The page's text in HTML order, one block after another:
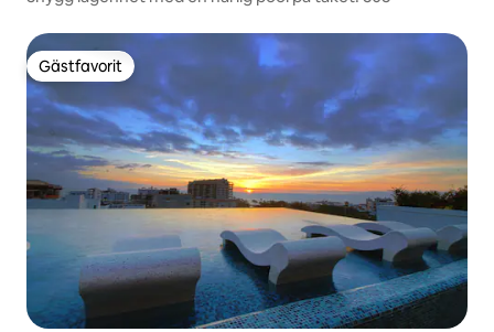
Gästfavorit
Gästfavorit